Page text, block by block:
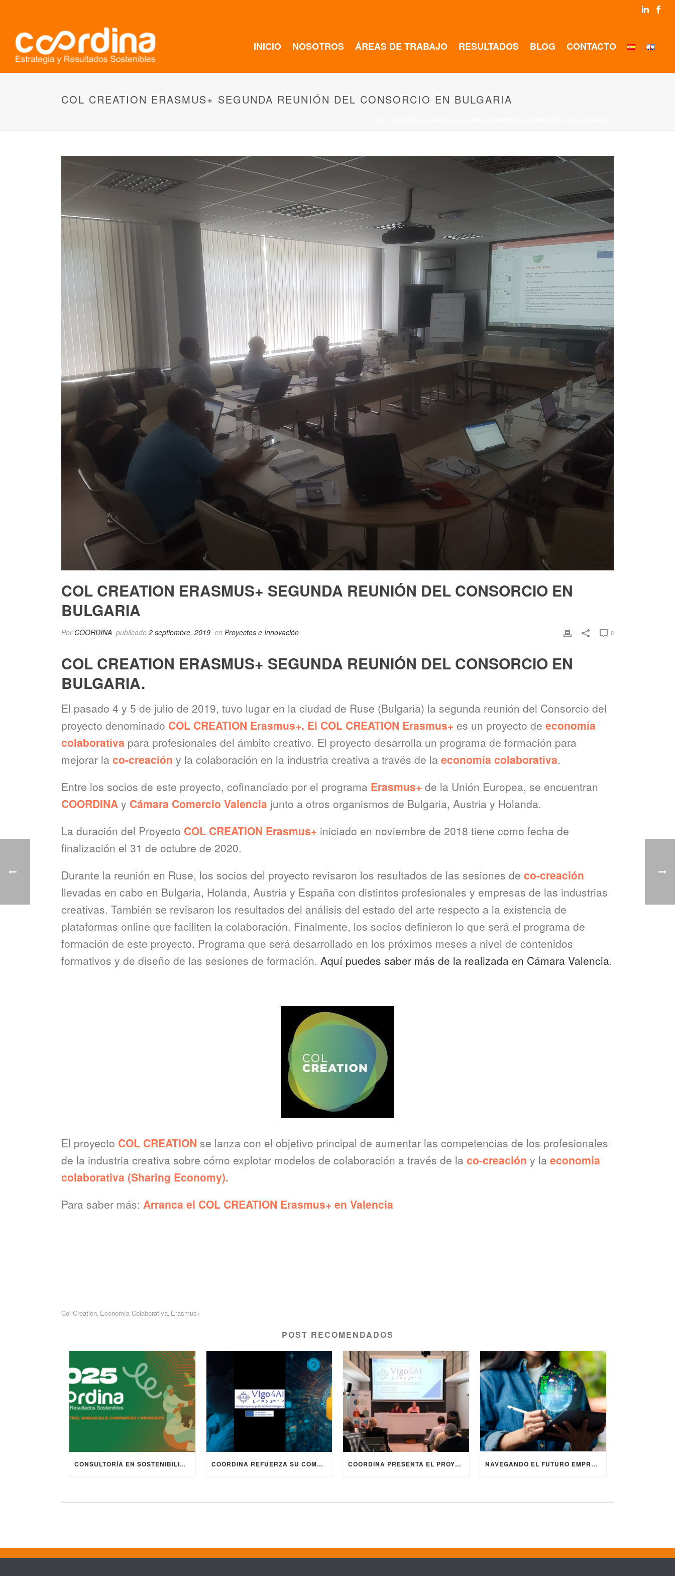
INICIO NOSOTROS ÁREAS DE TRABAJO RESULTADOS BLOG CONTACTO
COL CREATION ERASMUS+ SEGUNDA REUNIÓN DEL CONSORCIO EN BULGARIA
COL CREATION ERASMUS+ SEGUNDA REUNIÓN DEL CONSORCIO EN
BULGARIA
Por COORDINA publicado 2 septiembre, 2019 en Proyectos e Innovación 0
COL CREATION ERASMUS+ SEGUNDA REUNIÓN DEL CONSORCIO EN
BULGARIA.
El pasado 4 y 5 de julio de 2019, tuvo lugar en la ciudad de Ruse (Bulgaria) la segunda reunión del Consorcio del
proyecto denominado COL CREATION Erasmus+. El COL CREATION Erasmus+ es un proyecto de economía
colaborativa para profesionales del ámbito creativo. El proyecto desarrolla un programa de formación para
mejorar la co-creación y la colaboración en la industria creativa a través de la economía colaborativa.
Entre los socios de este proyecto, cofinanciado por el programa Erasmus+ de la Unión Europea, se encuentran
COORDINA y Cámara Comercio Valencia junto a otros organismos de Bulgaria, Austria y Holanda.
La duración del Proyecto COL CREATION Erasmus+ iniciado en noviembre de 2018 tiene como fecha de
finalización el 31 de octubre de 2020.
Durante la reunión en Ruse, los socios del proyecto revisaron los resultados de las sesiones de co-creación
llevadas en cabo en Bulgaria, Holanda, Austria y España con distintos profesionales y empresas de las industrias
creativas. También se revisaron los resultados del análisis del estado del arte respecto a la existencia de
plataformas online que faciliten la colaboración. Finalmente, los socios definieron lo que será el programa de
formación de este proyecto. Programa que será desarrollado en los próximos meses a nivel de contenidos
formativos y de diseño de las sesiones de formación. Aquí puedes saber más de la realizada en Cámara Valencia.
El proyecto COL CREATION se lanza con el objetivo principal de aumentar las competencias de los profesionales
de la industria creativa sobre cómo explotar modelos de colaboración a través de la co-creación y la economía
colaborativa (Sharing Economy).
Para saber más: Arranca el COL CREATION Erasmus+ en Valencia
Col-Creation Economía Colaborativa Erasmus+
POST RECOMENDADOS
CONSULTORÍA EN SOSTENIBILIDAD Y PROYECTOS EUROPEOS | COORDINA 2025 COORDINA REFUERZA SU COMPROMISO CON LA INCLUSIÓN DIGITAL EN EL PROYECTO EUROPEO ERASMUS+ VIGO4AI COORDINA PRESENTA EL PROYECTO EUROPEO ERASMUS+ VIGO4AI EN LA JORNADA “DIGITALIZACIÓN Y ENVEJECIMIENTO ACTIVO” ORGANIZADA POR FUNDACIÓN GESMED NAVEGANDO EL FUTURO EMPRESARIAL: SOSTENIBILIDAD, RESPONSABILIDAD SOCIAL Y CRITERIOS ESG